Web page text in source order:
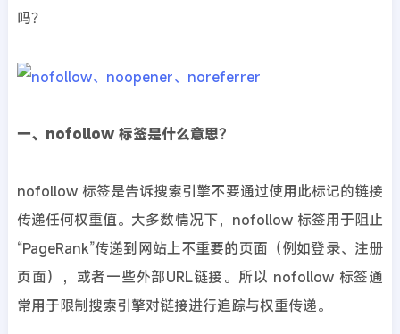
吗？
一、nofollow 标签是什么意思？
nofollow 标签是告诉搜索引擎不要通过使用此标记的链接
传递任何权重值。大多数情况下，nofollow 标签用于阻止
“PageRank”传递到网站上不重要的页面（例如登录、注册
页面），或者一些外部URL链接。所以 nofollow 标签通
常用于限制搜索引擎对链接进行追踪与权重传递。